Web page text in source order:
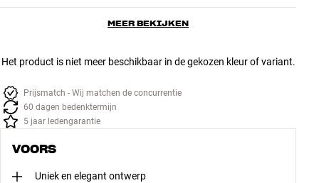
MEER BEKIJKEN
Het product is niet meer beschikbaar in de gekozen kleur of variant.
Prijsmatch - Wij matchen de concurrentie
60 dagen bedenktermijn
5 jaar ledengarantie
VOORS
Uniek en elegant ontwerp